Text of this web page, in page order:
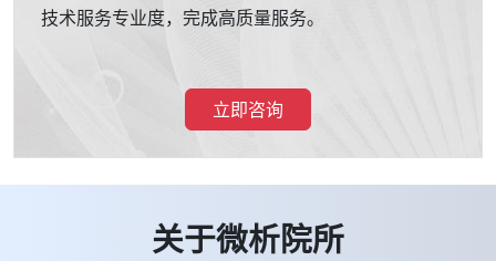
技术服务专业度，完成高质量服务。
立即咨询
关于微析院所